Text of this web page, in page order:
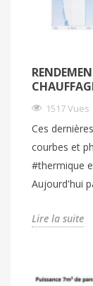
1517 Vues
Ces
courbes et
#thermique
Aujourd'hui
Lire la suite